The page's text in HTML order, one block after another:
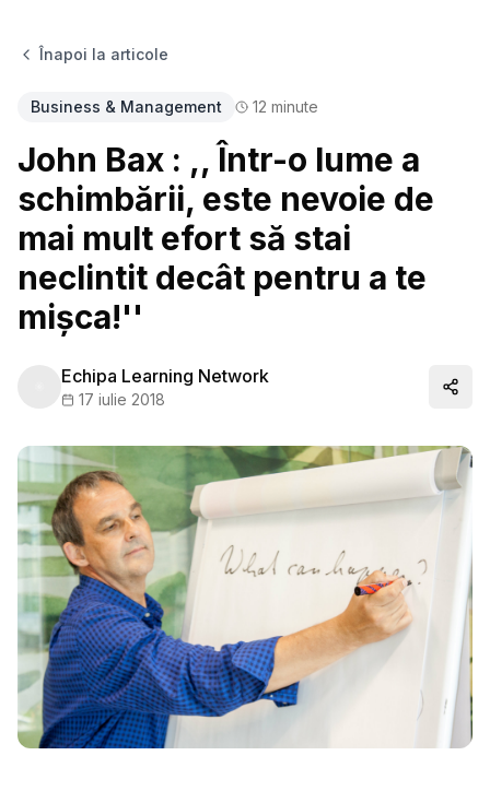
Înapoi la articole
Business & Management 12 minute
John Bax : ,, Într-o lume a
schimbării, este nevoie de
mai mult efort să stai
neclintit decât pentru a te
mișca!''
Echipa Learning Network
17 iulie 2018